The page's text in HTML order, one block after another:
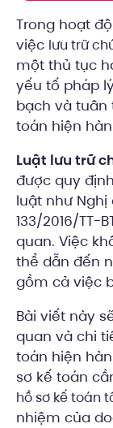
Trong hoạt
việc lưu trữ
một thủ tục
yếu tố pháp
bạch và tuân
toán hiện
Luật lưu trữ
được quy
luật như Nghị
133/2016/TT-
quan. Việc
thể dẫn đến
gồm cả việc
Bài viết này
quan và chi
toán hiện
sơ kế toán
hồ sơ kế toán
nhiệm của